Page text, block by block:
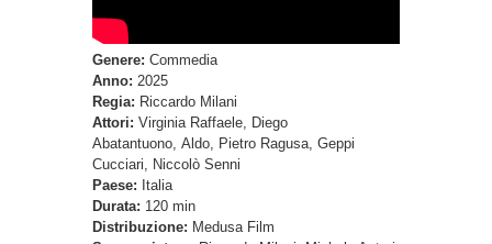
Genere: Commedia
Anno: 2025
Regia: Riccardo Milani
Attori: Virginia Raffaele, Diego
Abatantuono, Aldo, Pietro Ragusa, Geppi
Cucciari, Niccolò Senni
Paese: Italia
Durata: 120 min
Distribuzione: Medusa Film